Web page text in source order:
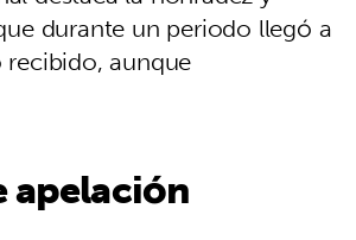
durante un periodo llegó a
aunque
apelación